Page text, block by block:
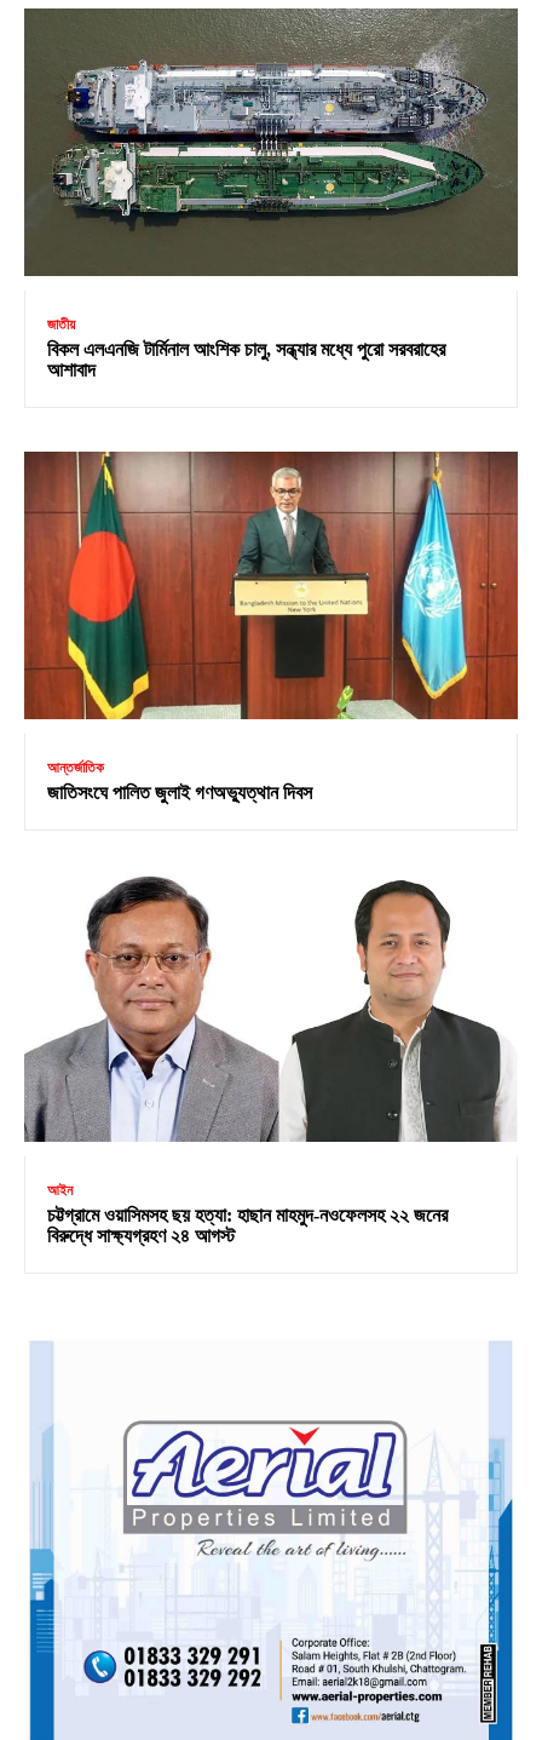
জাতীয়
বিকল এলএনজি টার্মিনাল আংশিক চালু, সন্ধ্যার মধ্যে পুরো সরবরাহের
আশাবাদ
আন্তর্জাতিক
জাতিসংঘে পালিত জুলাই গণঅভ্যুত্থান দিবস
আইন
চট্টগ্রামে ওয়াসিমসহ ছয় হত্যা: হাছান মাহমুদ-নওফেলসহ ২২ জনের
বিরুদ্ধে সাক্ষ্যগ্রহণ ২৪ আগস্ট